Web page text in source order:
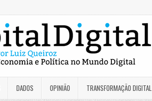
DADOS OPINIÃO TRANSFORMAÇÃO DIGITAL